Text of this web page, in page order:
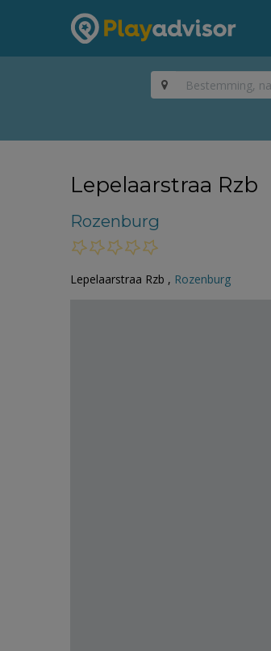
Lepelaarstraa Rzb
Rozenburg
Lepelaarstraa Rzb , Rozenburg